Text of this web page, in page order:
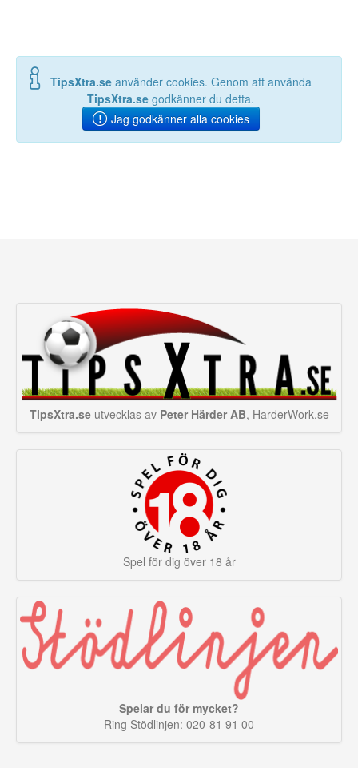
TipsXtra.se använder cookies. Genom att använda
TipsXtra.se godkänner du detta.
Jag godkänner alla cookies
TipsXtra.seutvecklas av Peter Härder AB, HarderWork.se
Spel för dig över 18 år
Spelar du för mycket?
Ring Stödlinjen: 020-81 91 00